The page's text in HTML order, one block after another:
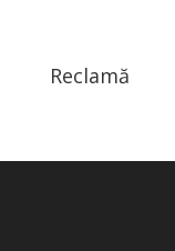
Reclamă